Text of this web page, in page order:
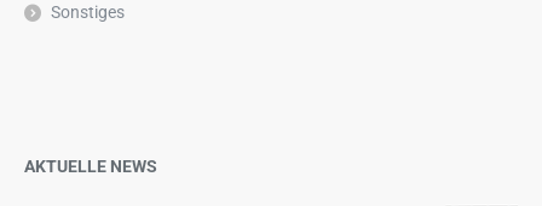
Sonstiges
AKTUELLE NEWS